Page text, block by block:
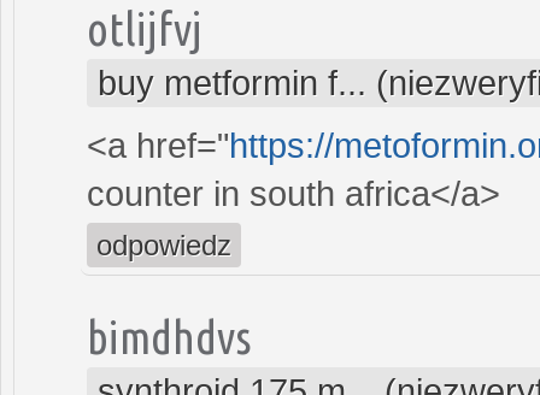
otlijfvj
buy metformin f...
<a href="https://
counter in south africa</a>
odpowiedz
bimdhdvs